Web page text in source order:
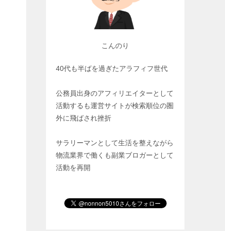
こんのり
40代も半ばを過ぎたアラフィフ世代
公務員出身のアフィリエイターとして
活動するも運営サイトが検索順位の圏
外に飛ばされ挫折
サラリーマンとして生活を整えながら
物流業界で働くも副業ブロガーとして
活動を再開